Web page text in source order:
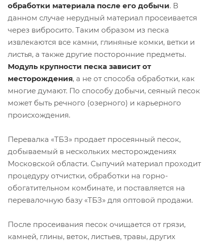
обработки материала после его добычи. В
данном случае нерудный материал просеивается
через вибросито. Таким образом из песка
извлекаются все камни, глиняные комки, ветки и
листья, а также другие посторонние предметы.
Модуль крупности песка зависит от
месторождения, а не от способа обработки, как
многие думают. По способу добычи, сеяный песок
может быть речного (озерного) и карьерного
происхождения.
Перевалка «ТБЗ» продает просеянный песок,
добываемый в нескольких месторождениях
Московской области. Сыпучий материал проходит
процедуру отчистки, обработки на горно-
обогатительном комбинате, и поставляется на
перевалочную базу «ТБЗ» для оптовой продажи.
После просеивания песок очищается от грязи,
камней, глины, веток, листьев, травы, других